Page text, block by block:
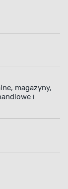
magazyny,
i